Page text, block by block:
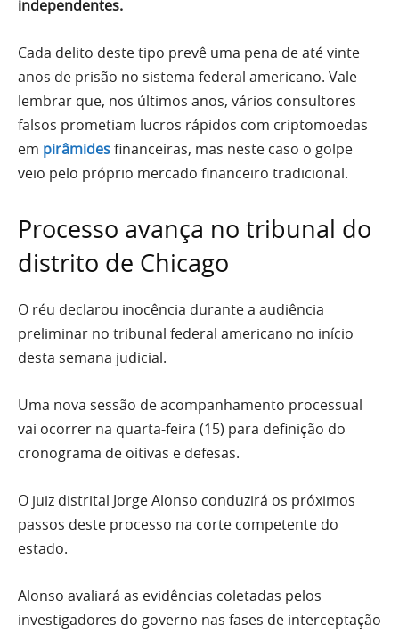
independentes.
Cada delito deste tipo prevê uma pena de até vinte
anos de prisão no sistema federal americano. Vale
lembrar que, nos últimos anos, vários consultores
falsos prometiam lucros rápidos com criptomoedas
em pirâmidesfinanceiras, mas neste caso o golpe
veio pelo próprio mercado financeiro tradicional.
Processo avança no tribunal do
distrito de Chicago
O réu declarou inocência durante a audiência
preliminar no tribunal federal americano no início
desta semana judicial.
Uma nova sessão de acompanhamento processual
vai ocorrer na quarta-feira (15) para definição do
cronograma de oitivas e defesas.
O juiz distrital Jorge Alonso conduzirá os próximos
passos deste processo na corte competente do
estado.
Alonso avaliará as evidências coletadas pelos
investigadores do governo nas fases de interceptação